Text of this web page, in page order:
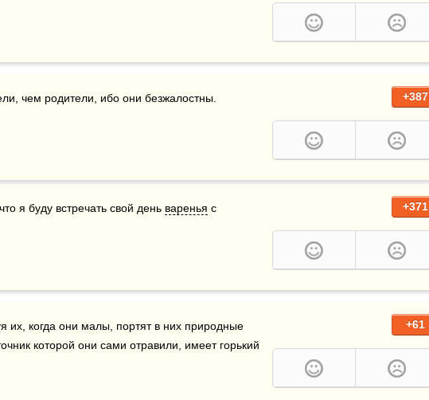
+387
чем родители, ибо они безжалостны.
+371
я буду встречать свой день варенья
+61
их, когда они малы, портят в них природные
которой они сами отравили, имеет горький